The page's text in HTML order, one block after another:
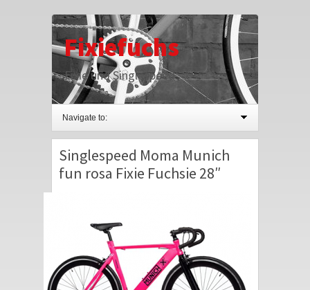
Fixiefuchs
Fixie und Singlespeed
Navigate to:
Singlespeed Moma Munich
fun rosa Fixie Fuchsie 28″